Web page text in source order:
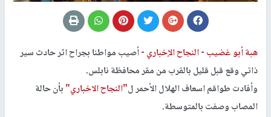
هبة أبو غضيب-النجاح الإخباري -أصيب مواطنا بجراح اثر حادث سير
ذاتي وقع قبل قليل بالقرب من مقر محافظة نابلس.
وأفادت طواقم اسعاف الهلال الأحمر ل"النجاح الاخباري"بأن حالة
المصاب وصفت بالمتوسطة.